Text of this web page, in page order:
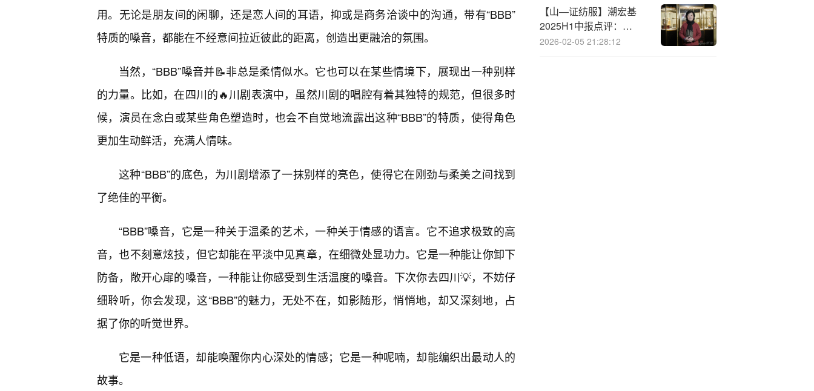
用。无论是朋友间的闲聊，还是恋人间的耳语，抑或是商务洽谈中的沟通，带有“BBB”
特质的嗓音，都能在不经意间拉近彼此的距离，创造出更融洽的氛围。
当然，“BBB”嗓音并📝非总是柔情似水。它也可以在某些情境下，展现出一种别样
的力量。比如，在四川的🔥川剧表演中，虽然川剧的唱腔有着其独特的规范，但很多时
候，演员在念白或某些角色塑造时，也会不自觉地流露出这种“BBB”的特质，使得角色
更加生动鲜活，充满人情味。
这种“BBB”的底色，为川剧增添了一抹别样的亮色，使得它在刚劲与柔美之间找到
了绝佳的平衡。
“BBB”嗓音，它是一种关于温柔的艺术，一种关于情感的语言。它不追求极致的高
音，也不刻意炫技，但它却能在平淡中见真章，在细微处显功力。它是一种能让你卸下
防备，敞开心扉的嗓音，一种能让你感受到生活温度的嗓音。下次你去四川💡，不妨仔
细聆听，你会发现，这“BBB”的魅力，无处不在，如影随形，悄悄地，却又深刻地，占
据了你的听觉世界。
它是一种低语，却能唤醒你内心深处的情感；它是一种呢喃，却能编织出最动人的
故事。
【山—证纺服】潮宏基
2025H1中报点评：
2025H1珠宝业务快速增
2026-02-05 21:28:12